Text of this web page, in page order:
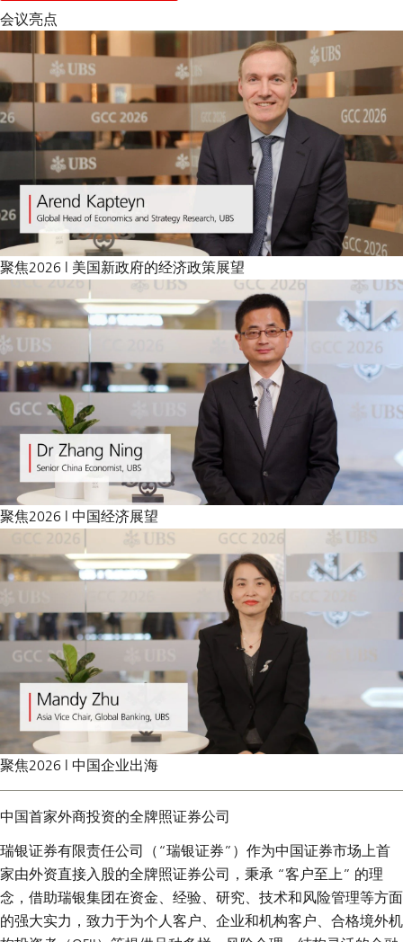
集
团
会议亮点
聚焦2026 | 美国新政府的经济政策展望
聚焦2026 | 中国经济展望
聚焦2026 | 中国企业出海
中国首家外商投资的全牌照证券公司
瑞银证券有限责任公司（“瑞银证券”）作为中国证券市场上首
家由外资直接入股的全牌照证券公司，秉承 “客户至上” 的理
念，借助瑞银集团在资金、经验、研究、技术和风险管理等方面
的强大实力，致力于为个人客户、企业和机构客户、合格境外机